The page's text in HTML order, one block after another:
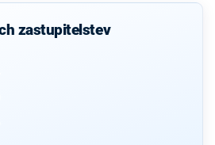
zastupitelstev